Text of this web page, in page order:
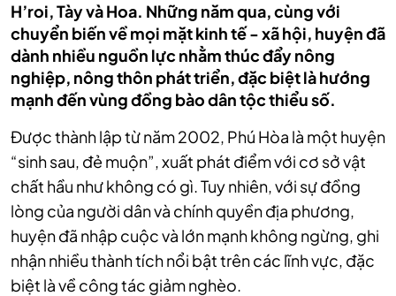
H’roi, Tày và Hoa. Những năm qua, cùng với
chuyển biến về mọi mặt kinh tế - xã hội, huyện đã
dành nhiều nguồn lực nhằm thúc đẩy nông
nghiệp, nông thôn phát triển, đặc biệt là hướng
mạnh đến vùng đồng bào dân tộc thiểu số.
Được thành lập từ năm 2002, Phú Hòa là một huyện
“sinh sau, đẻ muộn”, xuất phát điểm với cơ sở vật
chất hầu như không có gì. Tuy nhiên, với sự đồng
lòng của người dân và chính quyền địa phương,
huyện đã nhập cuộc và lớn mạnh không ngừng, ghi
nhận nhiều thành tích nổi bật trên các lĩnh vực, đặc
biệt là về công tác giảm nghèo.